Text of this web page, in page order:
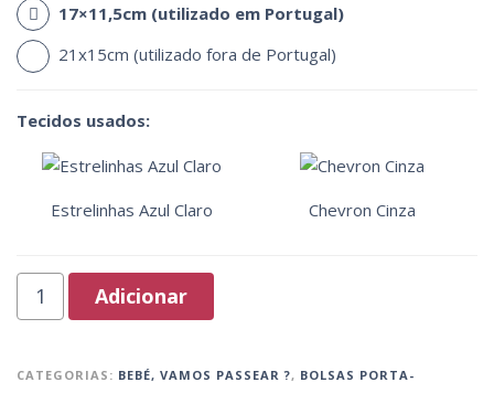
17×11,5cm (utilizado em Portugal)
21x15cm (utilizado fora de Portugal)
Tecidos usados:
Estrelinhas Azul Claro Chevron Cinza
Adicionar
CATEGORIAS: BEBÉ, VAMOS PASSEAR ?, BOLSAS PORTA-